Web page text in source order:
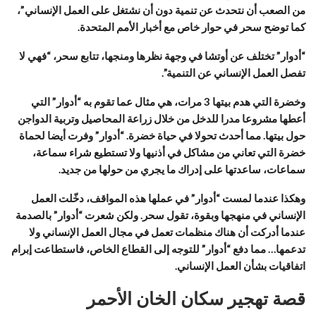
من الصعب أن نتحدث عن تنمية دون أن نشتغل على العمل الإنساني”،
كما توضح سحر في حوار خاص مع أخبار الأمم المتحدة.
“أدوار” تختلف عن أوتشا في وجهة نظرها ومنجها، تتابع سحر، “فهي لا
تفصل العمل الإنساني عن التنمية”.
وخضرة التي هدم بيتها 3 مرات، هي مثال عما تقوم به “أدوار” التي
أعطها مشروعا مدرا للدخل من خلال زراعة المحاصيل وتربية الدواجن
حول بيتها. مما أحدث تحولا في حياة خضرة. “أدوار” وفرت أيضا لحماة
خضرة التي تعاني من مشاكل في أذنيها ولا تستطيع شراء سماعة،
سماعات، ساعدتها على إدراك ما يجري من حولها من جديد.
وهكذا عندما لمست “أدوار” في عملها هذه المواقف، دخّلت العمل
الإنساني في منهجها وبقوة، تقول سحر. ولكن شعرت “أدوار” بالصدمة
عندما أدركت أن هناك منظمات تعمل في مجال العمل الإنساني ولا
تدعمها… مما دفع “أدوار” للتوجه إلى القطاع الخاص، فاستطاعت إبرام
اتفاقيات بشأن العمل الإنساني.
قصة تهجير سكان الخان الأحمر